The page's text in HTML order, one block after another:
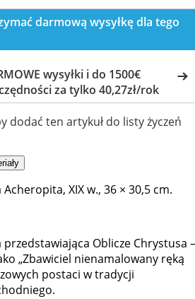
darmową wysyłkę dla tego
wysyłki i do 1500€
za tylko 40,27zł/rok
dodać ten artykuł do listy życzeń
XIX w., 36 × 30,5 cm.
Oblicze Chrystusa –
„Zbawiciel nienamalowany ręką
postaci w tradycji